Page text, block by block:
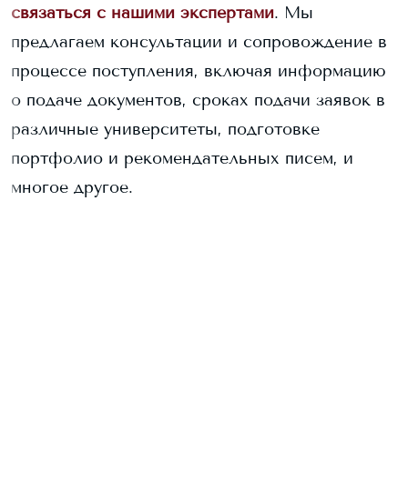
связаться с нашими экспертами. Мы
предлагаем консультации и сопровождение в
процессе поступления, включая информацию
о подаче документов, сроках подачи заявок в
различные университеты, подготовке
портфолио и рекомендательных писем, и
многое другое.